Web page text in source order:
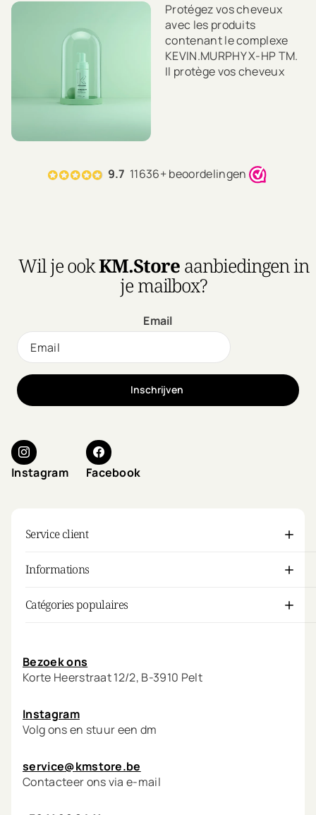
Protégez vos cheveux
avec les produits
contenant le complexe
KEVIN.MURPHY X-HP TM.
Il protège vos cheveux
aminés essentiels pour
réparer les cheveux
9.7 11636+ beoordelingen
Wil je ookKM.Storeaanbiedingen in
je mailbox?
Email
Inschrijven
Instagram Facebook
Service client
Informations
Catégories populaires
Bezoek ons
Korte Heerstraat 12/2, B-3910 Pelt
Instagram
Volg ons en stuur een dm
service@kmstore.be
Contacteer ons via e-mail